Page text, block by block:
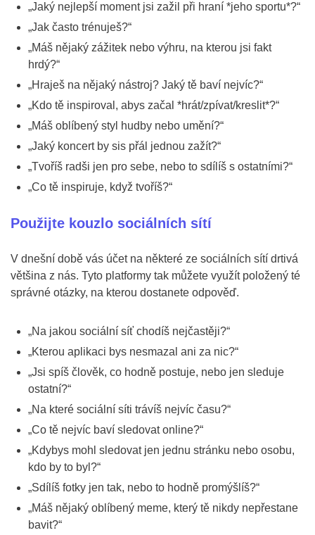
„Jaký nejlepší moment jsi zažil při hraní *jeho sportu*?“
„Jak často trénuješ?“
„Máš nějaký zážitek nebo výhru, na kterou jsi fakt
hrdý?“
„Hraješ na nějaký nástroj? Jaký tě baví nejvíc?“
„Kdo tě inspiroval, abys začal *hrát/zpívat/kreslit*?“
„Máš oblíbený styl hudby nebo umění?“
„Jaký koncert by sis přál jednou zažít?“
„Tvoříš radši jen pro sebe, nebo to sdílíš s ostatními?“
„Co tě inspiruje, když tvoříš?“
Použijte kouzlo sociálních sítí
V dnešní době vás účet na některé ze sociálních sítí drtivá
většina z nás. Tyto platformy tak můžete využít položený té
správné otázky, na kterou dostanete odpověď.
„Na jakou sociální síť chodíš nejčastěji?“
„Kterou aplikaci bys nesmazal ani za nic?“
„Jsi spíš člověk, co hodně postuje, nebo jen sleduje
ostatní?“
„Na které sociální síti trávíš nejvíc času?“
„Co tě nejvíc baví sledovat online?“
„Kdybys mohl sledovat jen jednu stránku nebo osobu,
kdo by to byl?“
„Sdílíš fotky jen tak, nebo to hodně promýšlíš?“
„Máš nějaký oblíbený meme, který tě nikdy nepřestane
bavit?“